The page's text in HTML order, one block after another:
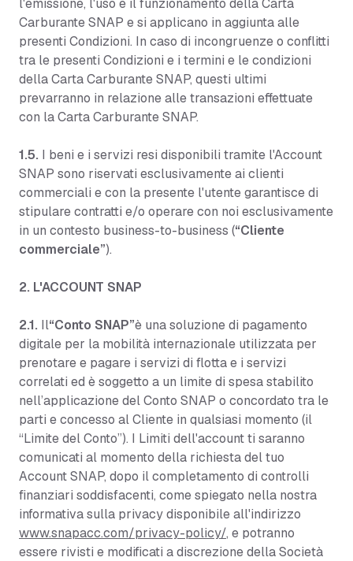
l'emissione, l'uso e il funzionamento della Carta
Carburante SNAP e si applicano in aggiunta alle
presenti Condizioni. In caso di incongruenze o conflitti
tra le presenti Condizioni e i termini e le condizioni
della Carta Carburante SNAP, questi ultimi
prevarranno in relazione alle transazioni effettuate
con la Carta Carburante SNAP.
1.5. I beni e i servizi resi disponibili tramite l'Account
SNAP sono riservati esclusivamente ai clienti
commerciali e con la presente l'utente garantisce di
stipulare contratti e/o operare con noi esclusivamente
in un contesto business-to-business (“Cliente
commerciale”).
2. L'ACCOUNT SNAP
2.1. Il“Conto SNAP”è una soluzione di pagamento
digitale per la mobilità internazionale utilizzata per
prenotare e pagare i servizi di flotta e i servizi
correlati ed è soggetto a un limite di spesa stabilito
nell’applicazione del Conto SNAP o concordato tra le
parti e concesso al Cliente in qualsiasi momento (il
“Limite del Conto”). I Limiti dell'account ti saranno
comunicati al momento della richiesta del tuo
Account SNAP, dopo il completamento di controlli
finanziari soddisfacenti, come spiegato nella nostra
informativa sulla privacy disponibile all'indirizzo
www.snapacc.com/privacy-policy/, e potranno
essere rivisti e modificati a discrezione della Società